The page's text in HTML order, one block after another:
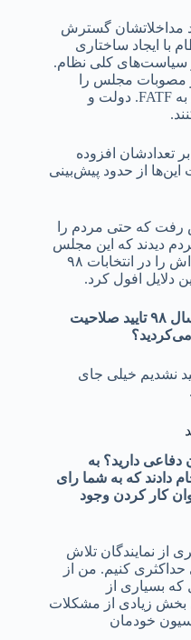
مداخلاتشان گسترش
ایجاد ساختاری
سیاست‌های کلی نظام.
مصوبات مجلس را
گرفتند از جمله لوایح و قوانین مربوط به FATF. دولت و
تعدادشان افزوده
از حدود پیش‌بینی
رفت که حتی مردم را
دیدند که این مجلس
و دولت کاره‌ای نیست و بعد هم نتیجه‌اش را در انتخابات ۹۸
دلایل افول کرد.
انصاف نیوز: اگر فرض کنیم شما در سال ۹۸ تایید صلاحیت
نشدیم خیلی جای
دفاعی دارید؟ به
انجام دادند که به شما رای
کار کردن وجود
از نمایندگان تلاش
کنیم. من از
بسیاری از
بخش زیادی از مشکلات
خودمان